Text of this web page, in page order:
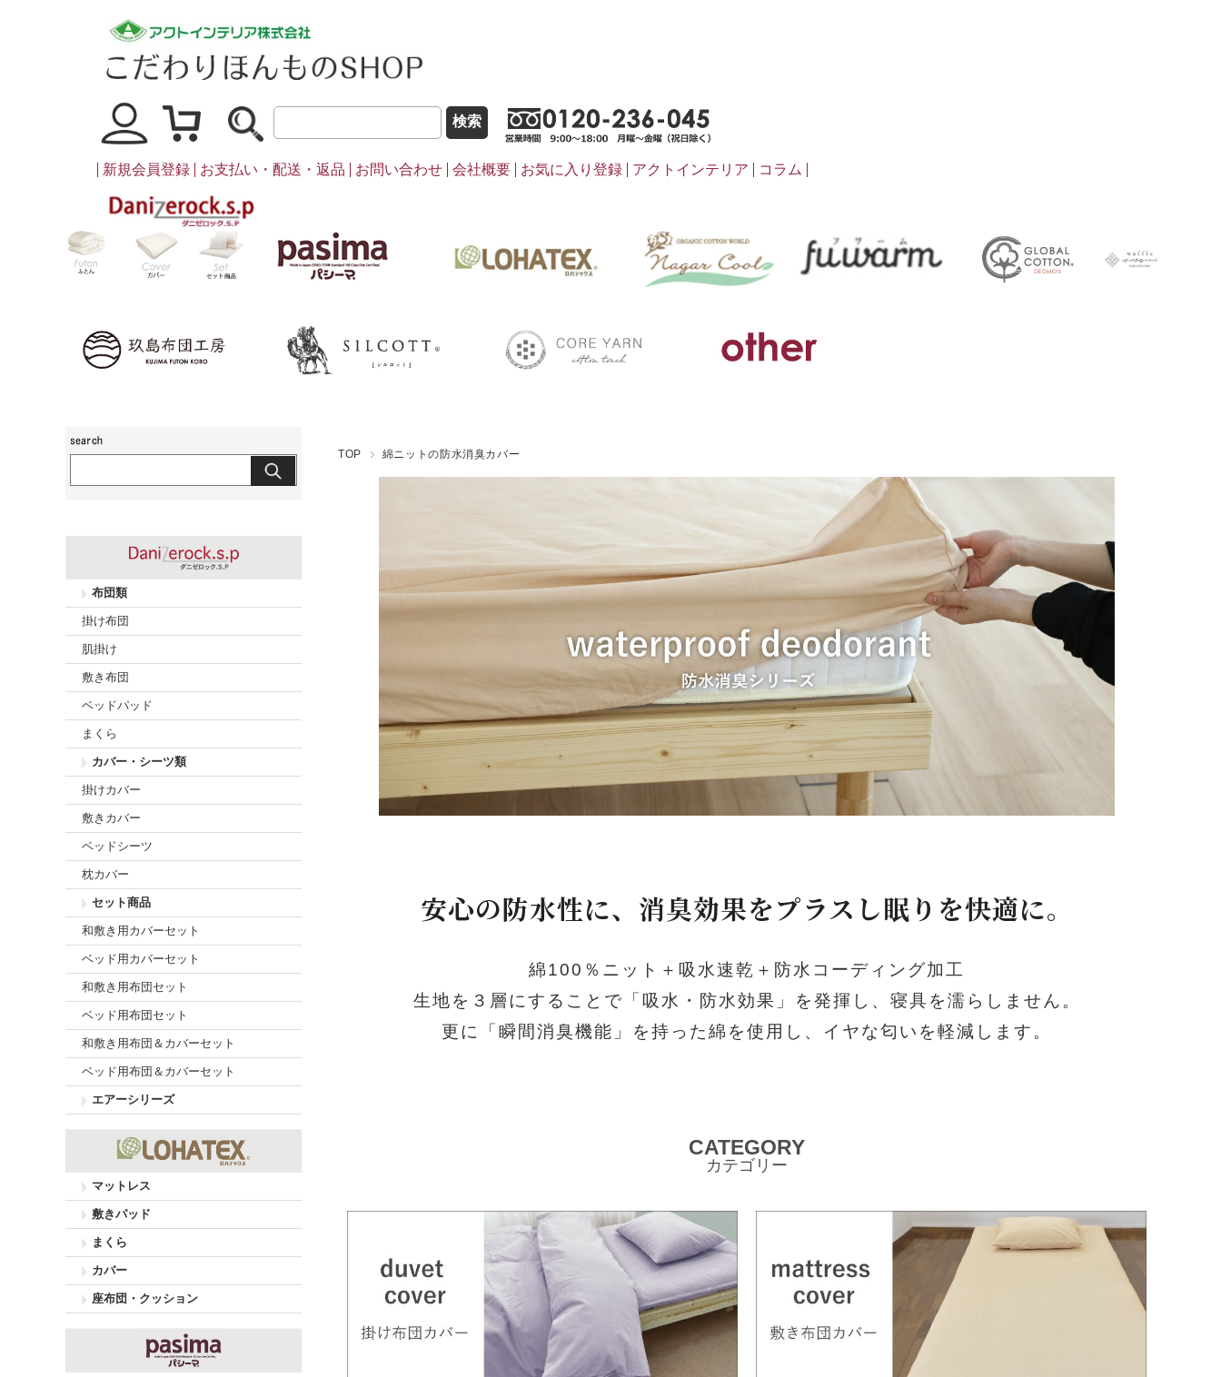
マイページ買い物かご
新規会員登録 お支払い・配送・返品 お問い合わせ 会社概要 お気に入り登録 アクトインテリア コラム
セット商品
LOHATEX
ナガークール FUWARM
TOP 綿ニットの防水消臭カバー
安心の防水性に、消臭効果をプラスし眠りを快適に。
綿100％ニット＋吸水速乾＋防水コーディング加工
生地を３層にすることで「吸水・防水効果」を発揮し、寝具を濡らしません。
更に「瞬間消臭機能」を持った綿を使用し、イヤな匂いを軽減します。
CATEGORY
カテゴリー
布団類
掛け布団
肌掛け
敷き布団
ベッドパッド
まくら
カバー・シーツ類
掛けカバー
敷きカバー
ベッドシーツ
枕カバー
セット商品
和敷き用カバーセット
ベッド用カバーセット
和敷き用布団セット
ベッド用布団セット
和敷き用布団＆カバーセット
ベッド用布団＆カバーセット
エアーシリーズ
マットレス
敷きパッド
まくら
カバー
座布団・クッション